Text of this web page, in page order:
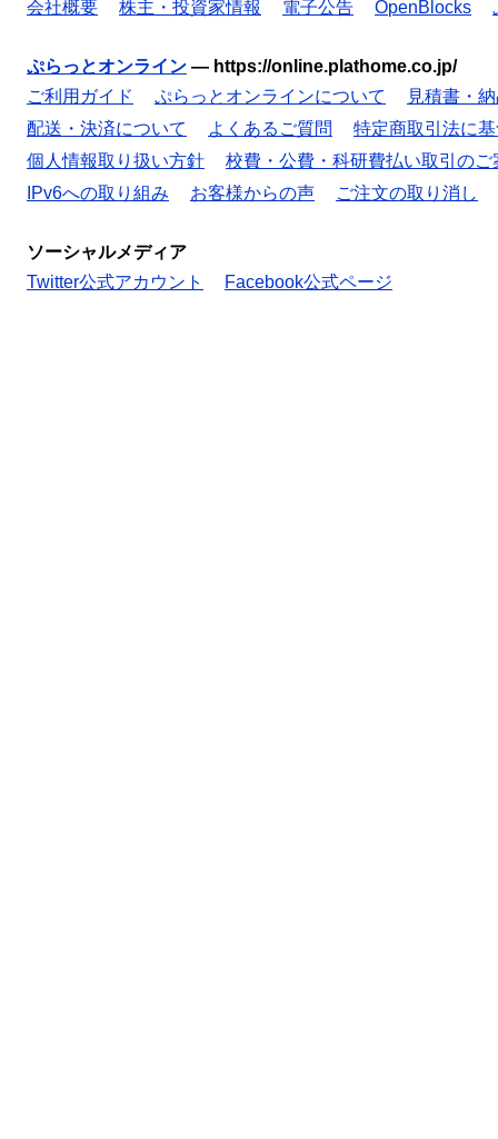
会社概要
株主・投資家情報 電子公告 OpenBlocks
ぷらっとオンライン — https://online.plathome.co.jp/
ご利用ガイド
ぷらっとオンラインについて
見積書・
配送・決済について
よくあるご質問
特定商取引法に
個人情報取り扱い方針
校費・公費・科研費払い取引のご
IPv6への取り組み
お客様からの声 ご注文の取り消し
ソーシャルメディア
Twitter公式アカウント
Facebook公式ページ